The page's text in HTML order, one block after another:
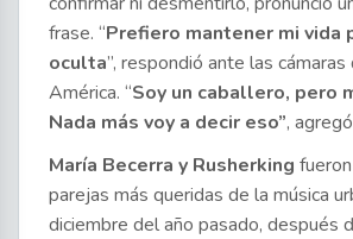
frase. “Prefiero mantener mi vida
oculta”, respondió ante las cámaras
América. “Soy un caballero, pero
Nada más voy a decir eso”,
María Becerra y Rusherking
parejas más queridas de la música
diciembre del año pasado, después